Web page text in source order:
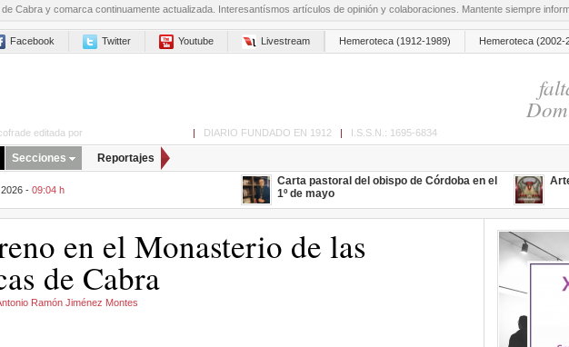
de Cabra y comarca continuamente actualizada. Interesantísmos artículos de opinión y colaboraciones. Mantente siempre
Facebook Twitter Youtube Livestream Hemeroteca (1912-1989) Hemeroteca (2002-
editada por | DIARIO FUNDADO EN 1912 | I.S.S.N.: 1695-6834
Secciones Reportajes
- 09:04 h
Carta pastoral del obispo de Córdoba en el
1º de mayo
en el Monasterio de las
de Cabra
Ramón Jiménez Montes